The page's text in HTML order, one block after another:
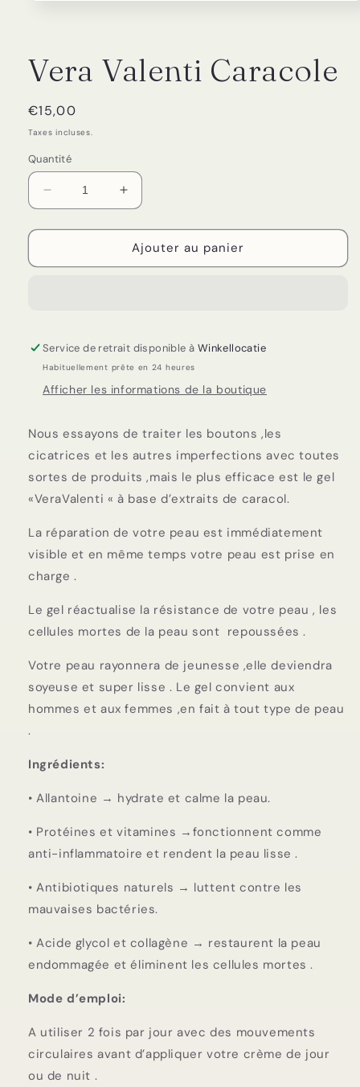
une
fenêtre
Vera Valenti Caracole
Prix
habituel
€15,00
Taxes incluses.
Quantité
Réduire
la
quantité
Vera
Augmenter
la
quantité
de
Vera
Ajouter au panier
Service de retrait disponible à Winkellocatie
Habituellement prête en 24 heures
Afficher les informations de la boutique
Nous essayons de traiter les boutons ,les
cicatrices et les autres imperfections avec toutes
sortes de produits ,mais le plus efficace est le gel
«VeraValenti « à base d’extraits de caracol.
La réparation de votre peau est immédiatement
visible et en même temps votre peau est prise en
charge .
Le gel réactualise la résistance de votre peau , les
cellules mortes de la peau sont repoussées .
Votre peau rayonnera de jeunesse ,elle deviendra
soyeuse et super lisse . Le gel convient aux
hommes et aux femmes ,en fait à tout type de peau
.
Ingrédients:
• Allantoine → hydrate et calme la peau.
• Protéines et vitamines →fonctionnent comme
anti-inflammatoire et rendent la peau lisse .
• Antibiotiques naturels → luttent contre les
mauvaises bactéries.
• Acide glycol et collagène → restaurent la peau
endommagée et éliminent les cellules mortes .
Mode d’emploi:
A utiliser 2 fois par jour avec des mouvements
circulaires avant d’appliquer votre crème de jour
ou de nuit .